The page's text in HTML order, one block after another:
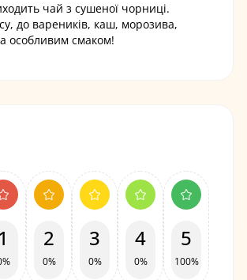
чай з сушеної чорниці.
до вареників, каш, морозива,
особливим смаком!
1 2
0%
3
0%
4
0%
5
100%